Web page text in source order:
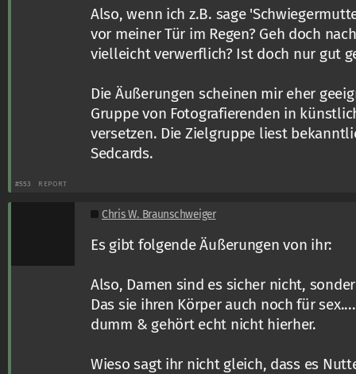
Also, wenn ich z.B. sage
vor meiner Tür im Regen? Geh doch
vielleicht verwerflich? Ist doch nur gut
Die Äußerungen scheinen mir eher
Gruppe von Fotografierenden in
versetzen. Die Zielgruppe liest
Sedcards.
#553 REPORT
Chris W. Braunschweiger
Es gibt folgende Äußerungen von ihr:
Also, Damen sind es sicher nicht,
Das sie ihren Körper auch noch für
dumm & gehört echt nicht hierher.
Wieso sagt ihr nicht gleich, dass es